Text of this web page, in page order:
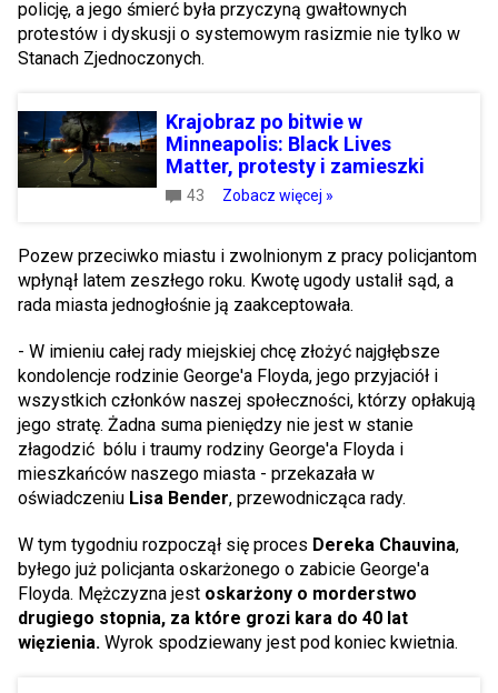
policję, a jego śmierć była przyczyną gwałtownych
protestów i dyskusji o systemowym rasizmie nie tylko w
Stanach Zjednoczonych.
Krajobraz po bitwie w
Minneapolis: Black Lives
Matter, protesty i zamieszki
43 Zobacz więcej »
Pozew przeciwko miastu i zwolnionym z pracy policjantom
wpłynął latem zeszłego roku. Kwotę ugody ustalił sąd, a
rada miasta jednogłośnie ją zaakceptowała.
- W imieniu całej rady miejskiej chcę złożyć najgłębsze
kondolencje rodzinie George'a Floyda, jego przyjaciół i
wszystkich członków naszej społeczności, którzy opłakują
jego stratę. Żadna suma pieniędzy nie jest w stanie
złagodzić bólu i traumy rodziny George'a Floyda i
mieszkańców naszego miasta - przekazała w
oświadczeniu Lisa Bender, przewodnicząca rady.
W tym tygodniu rozpoczął się proces Dereka Chauvina,
byłego już policjanta oskarżonego o zabicie George'a
Floyda. Mężczyzna jest oskarżony o morderstwo
drugiego stopnia, za które grozi kara do 40 lat
więzienia. Wyrok spodziewany jest pod koniec kwietnia.